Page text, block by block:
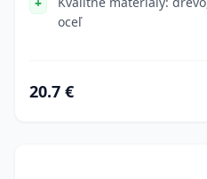
oceľ
20.7 €